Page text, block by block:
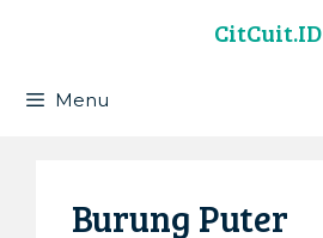
CitCuit.ID
Menu
Burung Puter